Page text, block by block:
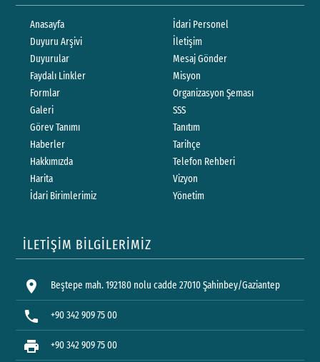
Anasayfa
Duyuru Arşivi
Duyurular
Faydalı Linkler
Formlar
Galeri
Görev Tanımı
Haberler
Hakkımızda
Harita
İdari Birimlerimiz
İdari Personel
İletişim
Mesaj Gönder
Misyon
Organizasyon Şeması
SSS
Tanıtım
Tarihçe
Telefon Rehberi
Vizyon
Yönetim
İLETİŞİM BİLGİLERİMİZ
location_on Beştepe mah. 192180 nolu cadde 27010 Şahinbey/Gaziantep
phone +90 342 909 75 00
print +90 342 909 75 00